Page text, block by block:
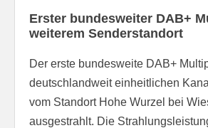
Erster bundesweiter DAB+
weiterem Senderstandort
Der erste bundesweite DAB+
deutschlandweit einheitlichen
vom Standort Hohe Wurzel bei
ausgestrahlt. Die